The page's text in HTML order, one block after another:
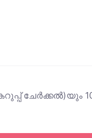
ചേർക്കൽ)യും